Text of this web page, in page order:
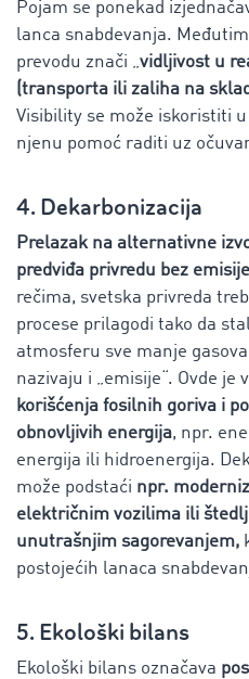
Pojam se ponekad
lanca snabdevanja.
prevodu znači „vidljivost u
(transporta ili zaliha na
Visibility se može iskoristiti
njenu pomoć raditi uz
4. Dekarbonizacija
Prelazak na alternativne
predviđa privredu bez
rečima, svetska privreda
procese prilagodi tako da
atmosferu sve manje
nazivaju i „emisije“. Ovde je
korišćenja fosilnih goriva i
obnovljivih energija, npr.
energija ili hidroenergija.
može podstaći npr.
električnim vozilima ili
unutrašnjim sagorevanjem,
postojećih lanaca
5. Ekološki bilans
Ekološki bilans označava